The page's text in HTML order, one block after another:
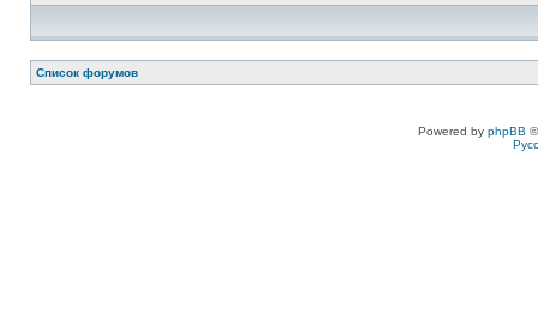
Список форумов
Powered by phpBB